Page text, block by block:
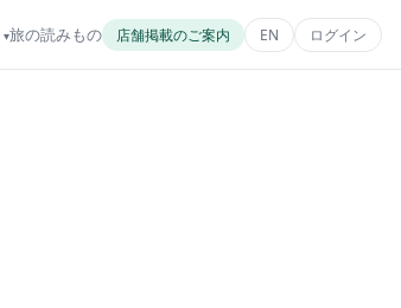
旅の読みもの 店舗掲載のご案内 EN ログイン